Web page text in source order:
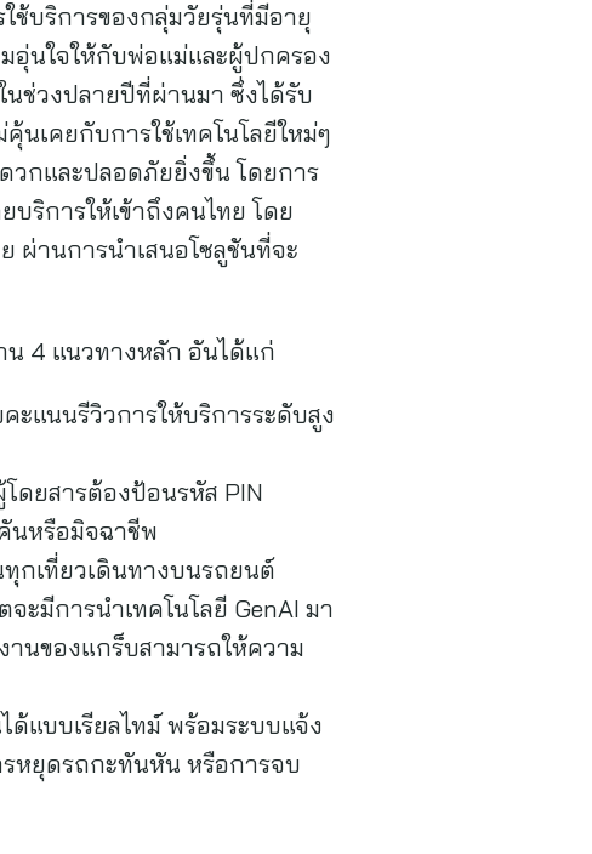
ใช้บริการของกลุ่มวัยรุ่นที่มีอายุ
มอุ่นใจให้กับพ่อแม่และผู้ปกครอง
ช่วงปลายปีที่ผ่านมา ซึ่งได้รับ
เคยกับการใช้เทคโนโลยีใหม่ๆ
วกและปลอดภัยยิ่งขึ้น โดยการ
ริการให้เข้าถึงคนไทย โดย
ผ่านการนำเสนอโซลูชันที่จะ
น 4 แนวทางหลัก อันได้แก่
แนนรีวิวการให้บริการระดับสูง
ดยสารต้องป้อนรหัส PIN
นหรือมิจฉาชีพ
กเที่ยวเดินทางบนรถยนต์
ะมีการนำเทคโนโลยี GenAI มา
นของแกร็บสามารถให้ความ
แบบเรียลไทม์ พร้อมระบบแจ้ง
หยุดรถกะทันหัน หรือการจบ